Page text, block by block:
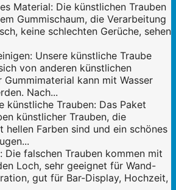
Material: Die künstlichen Trauben
Gummischaum, die Verarbeitung
keine schlechten Gerüche, sehen
Unsere künstliche Traube
von anderen künstlichen
Gummimaterial kann mit Wasser
Nach...
künstliche Trauben: Das Paket
künstlicher Trauben, die
hellen Farben sind und ein schönes
Die falschen Trauben kommen mit
Loch, sehr geeignet für Wand-
gut für Bar-Display, Hochzeit,